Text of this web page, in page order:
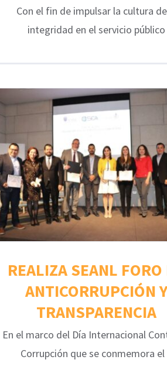
Con el fin de impulsar la cultura
integridad en el servicio público
REALIZA SEANL FORO
ANTICORRUPCIÓN
TRANSPARENCIA
En el marco del Día Internacional
Corrupción que se conmemora el